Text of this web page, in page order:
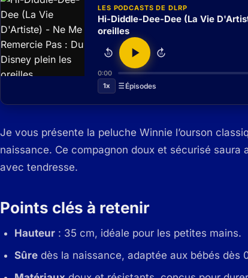
LES PODCASTS DE DLRP
Hi-Diddle-Dee-Dee (La Vie
oreilles
15 15
0:00
1x
Épisodes
Je vous présente la peluche Winnie l’ourson
naissance. Ce compagnon doux et sécurisé
avec tendresse.
Points clés à retenir
Hauteur : 35 cm, idéale pour les petites mains.
Sûre dès la naissance, adaptée aux bébés dès